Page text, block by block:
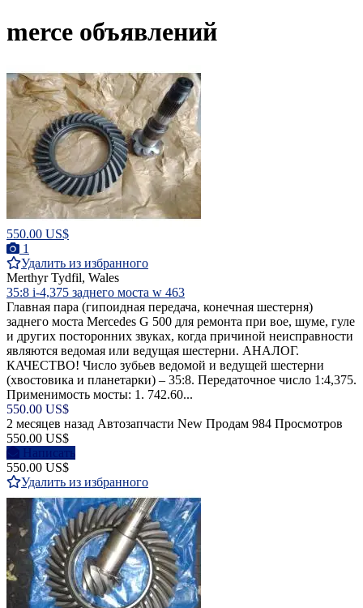
merce объявлений
550.00 US$
1
Удалить из избранного
Merthyr Tydfil, Wales
35:8 i-4,375 заднего моста w 463
Главная пара (гипоидная передача, конечная шестерня)
заднего моста Mercedes G 500 для ремонта при вое, шуме, гуле
и других посторонних звуках, когда причиной неисправности
являются ведомая или ведущая шестерни. АНАЛОГ.
КАЧЕСТВО! Число зубьев ведомой и ведущей шестерни
(хвостовика и планетарки) – 35:8. Передаточное число 1:4,375.
Применимость мосты: 1. 742.60...
550.00 US$
2 месяцев назад Автозапчасти New Продам 984 Просмотров
550.00 US$
Написать
550.00 US$
Удалить из избранного